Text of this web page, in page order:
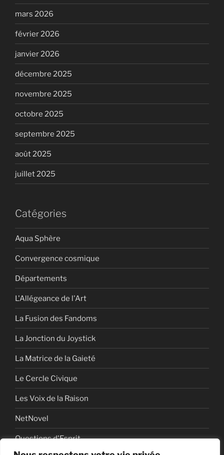
mars 2026
février 2026
janvier 2026
décembre 2025
novembre 2025
octobre 2025
septembre 2025
août 2025
juillet 2025
Catégories
Aqua Sphère
Convergence cosmique
Départements
L'Allégeance de l'Art
La Fusion des Fandoms
La Jonction du Joystick
La Matrice de la Gaieté
Le Cercle Civique
Les Voix de la Raison
NetNovel
Questions d'Esprit